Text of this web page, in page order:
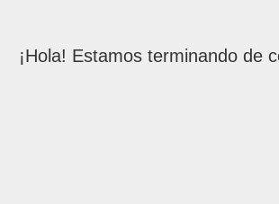
¡Hola! Estamos terminando de